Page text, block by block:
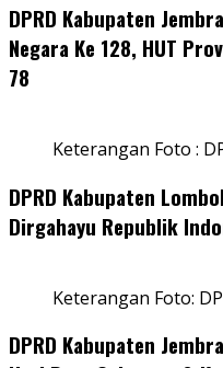
DPRD Kabupaten
Negara Ke 128, HUT
78
Keterangan Foto :
DPRD Kabupaten
Dirgahayu Republik
Keterangan Foto:
DPRD Kabupaten